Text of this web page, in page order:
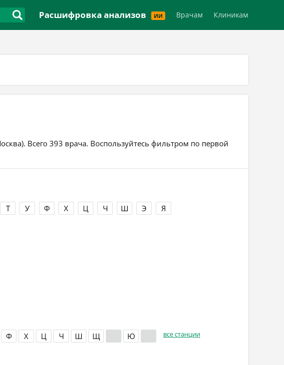
Расшифровка анализов ИИ Врачам Клиникам
Всего 393 врача. Воспользуйтесь фильтром по первой
Т У Ф Х Ц Ч Ш Э Я
Ф Х Ц Ч Ш Щ Ю все станции